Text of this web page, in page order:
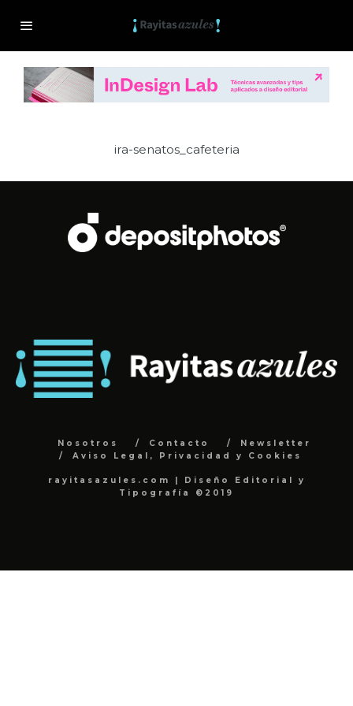
ira-senatos_cafeteria
Nosotros Contacto
Newsletter
Aviso Legal, Privacidad y Cookies
rayitasazules.com | Diseño Editorial y
Tipografía ©2019